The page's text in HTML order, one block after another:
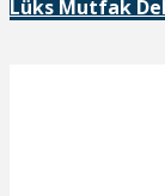
Lüks Mutfak